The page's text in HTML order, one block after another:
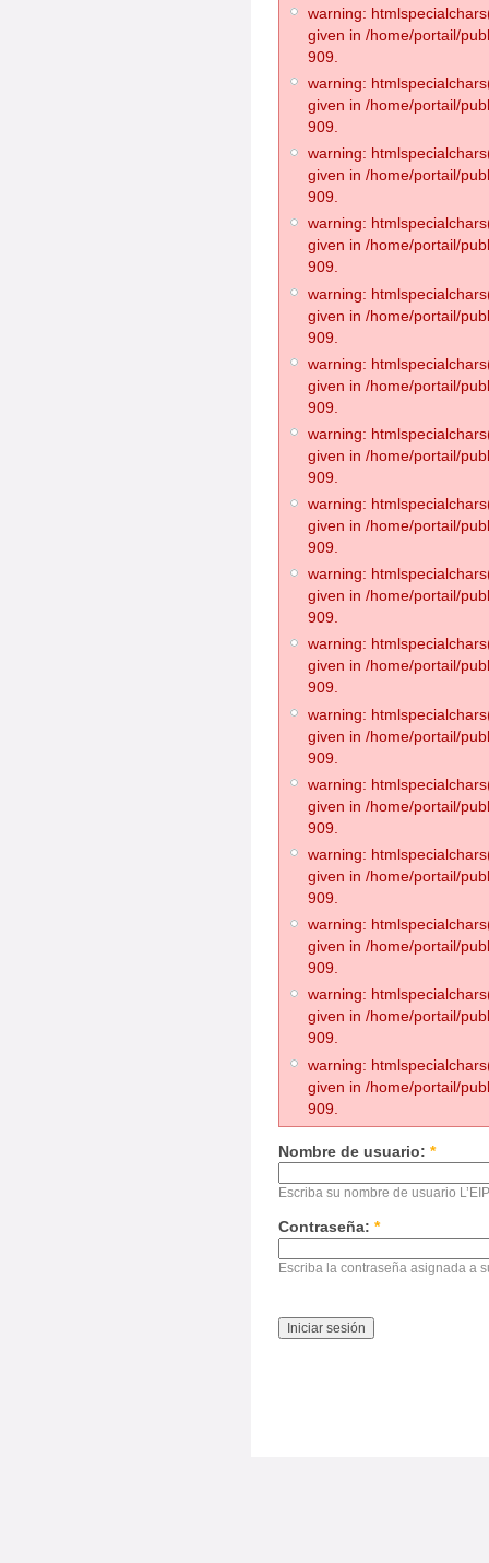
warning:
given in /home/portail/
909.
warning:
given in /home/portail/
909.
warning:
given in /home/portail/
909.
warning:
given in /home/portail/
909.
warning:
given in /home/portail/
909.
warning:
given in /home/portail/
909.
warning:
given in /home/portail/
909.
warning:
given in /home/portail/
909.
warning:
given in /home/portail/
909.
warning:
given in /home/portail/
909.
warning:
given in /home/portail/
909.
warning:
given in /home/portail/
909.
warning:
given in /home/portail/
909.
warning:
given in /home/portail/
909.
warning:
given in /home/portail/
909.
warning:
given in /home/portail/
909.
Nombre de usuario: *
Escriba su nombre de usuario
Contraseña: *
Escriba la contraseña asignada a